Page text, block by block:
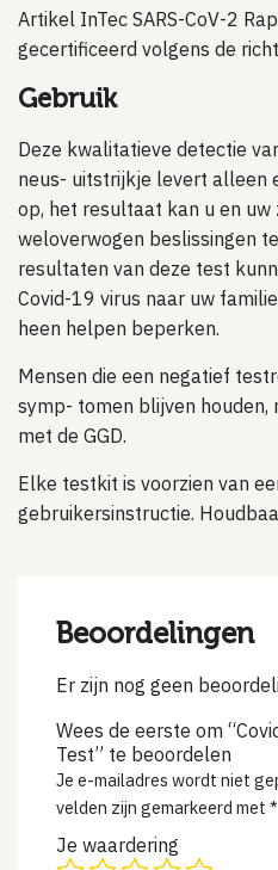
Artikel InTec SARS-CoV-2
gecertificeerd volgens de
Gebruik
Deze kwalitatieve detectie
neus- uitstrijkje levert alleen
op, het resultaat kan u en
weloverwogen beslissingen
resultaten van deze test
Covid-19 virus naar uw
heen helpen beperken.
Mensen die een negatief
symp- tomen blijven
met de GGD.
Elke testkit is voorzien van
gebruikersinstructie.
Beoordelingen
Er zijn nog geen
Wees de eerste om
Test” te beoordelen
Je e-mailadres wordt niet
velden zijn gemarkeerd met *
Je waardering